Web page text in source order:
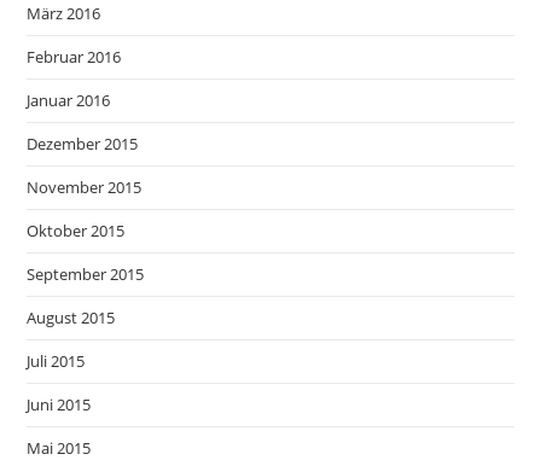
März 2016
Februar 2016
Januar 2016
Dezember 2015
November 2015
Oktober 2015
September 2015
August 2015
Juli 2015
Juni 2015
Mai 2015